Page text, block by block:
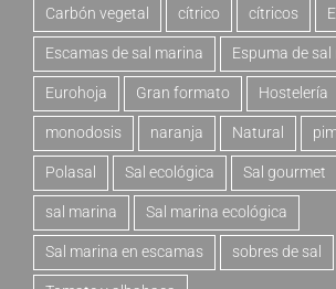
Carbón vegetal cítrico cítricos
Escamas de sal marina Espuma de
Eurohoja Gran formato Hostelería
monodosis naranja Natural
Polasal Sal ecológica Sal gourmet
sal marina Sal marina ecológica
Sal marina en escamas sobres de sal